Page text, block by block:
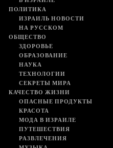
ПОЛИТИКА
ИЗРАИЛЬ НОВОСТИ
НА РУССКОМ
ОБЩЕСТВО
ЗДОРОВЬЕ
ОБРАЗОВАНИЕ
НАУКА
ТЕХНОЛОГИИ
СЕКРЕТЫ МИРА
КАЧЕСТВО ЖИЗНИ
ОПАСНЫЕ ПРОДУКТЫ
КРАСОТА
МОДА В ИЗРАИЛЕ
ПУТЕШЕСТВИЯ
РАЗВЛЕЧЕНИЯ